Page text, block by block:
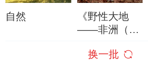
自然
《野性大地
——非洲（精
换一批